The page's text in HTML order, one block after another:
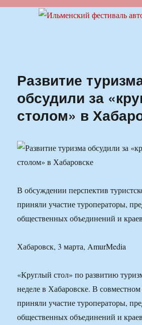
Ильменский
Развитие
обсудили за
столом» в
В обсуждении перспектив
приняли участие туроператоры,
общественных объединений и
Хабаровск, 3 марта, AmurMedia
«Круглый стол» по развитию
неделе в Хабаровске. В совместном
приняли участие туроператоры,
общественных объединений и